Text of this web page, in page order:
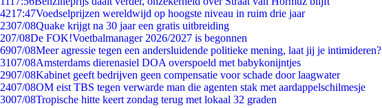
4217:47Voedselprijzen wereldwijd op hoogste niveau in ruim drie jaar
2307/08Quake krijgt na 30 jaar een gratis uitbreiding
207/08De FOK!Voetbalmanager 2026/2027 is begonnen
6907/08Meer agressie tegen een andersluidende politieke mening, laat jij je intimideren?
3107/08Amsterdams dierenasiel DOA overspoeld met babykonijntjes
2907/08Kabinet geeft bedrijven geen compensatie voor schade door laagwater
2407/08OM eist TBS tegen verwarde man die agenten stak met aardappelschilmesje
3007/08Tropische hitte keert zondag terug met lokaal 32 graden